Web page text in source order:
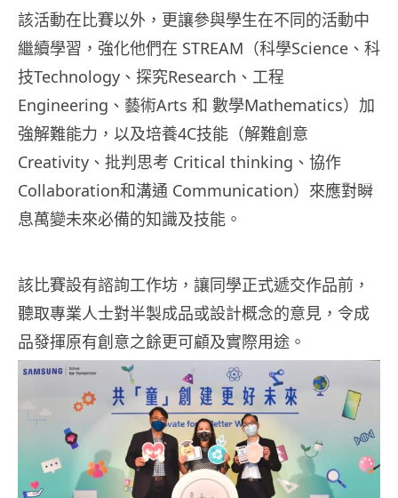
該活動在比賽以外，更讓參與學生在不同的活動中
繼續學習，強化他們在 STREAM（科學Science、科
技Technology、探究Research、工程
Engineering、藝術Arts 和 數學Mathematics）加
強解難能力，以及培養4C技能（解難創意
Creativity、批判思考 Critical thinking、協作
Collaboration和溝通 Communication）來應對瞬
息萬變未來必備的知識及技能。
該比賽設有諮詢工作坊，讓同學正式遞交作品前，
聽取專業人士對半製成品或設計概念的意見，令成
品發揮原有創意之餘更可顧及實際用途。